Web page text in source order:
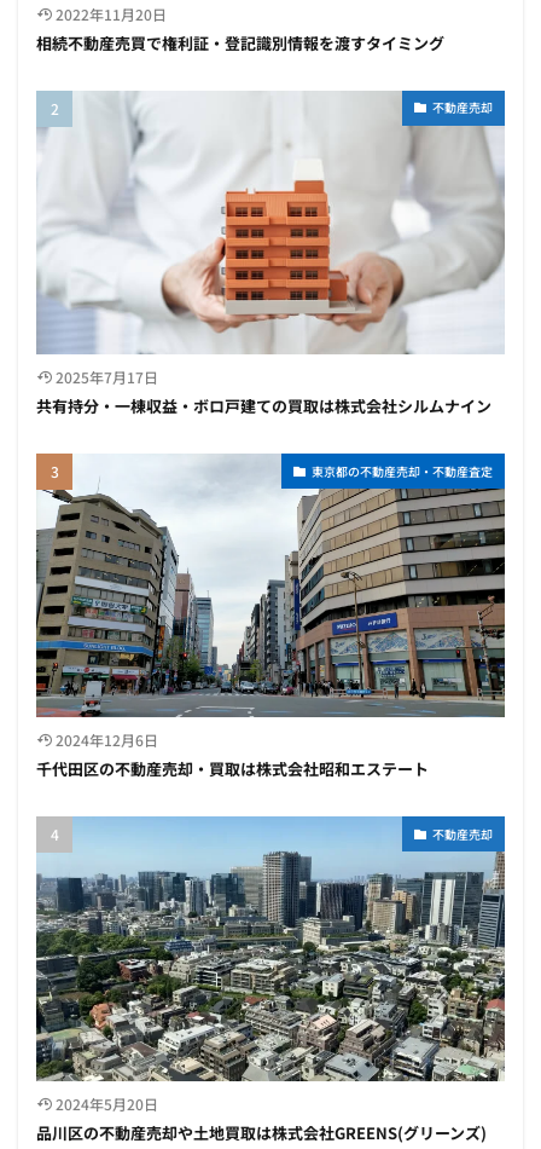
2022年11月20日
相続不動産売買で権利証・登記識別情報を渡すタイミング
不動産売却
2025年7月17日
共有持分・一棟収益・ボロ戸建ての買取は株式会社シルムナイン
東京都の不動産売却・不動産査定
2024年12月6日
千代田区の不動産売却・買取は株式会社昭和エステート
不動産売却
2024年5月20日
品川区の不動産売却や土地買取は株式会社GREENS(グリーンズ)